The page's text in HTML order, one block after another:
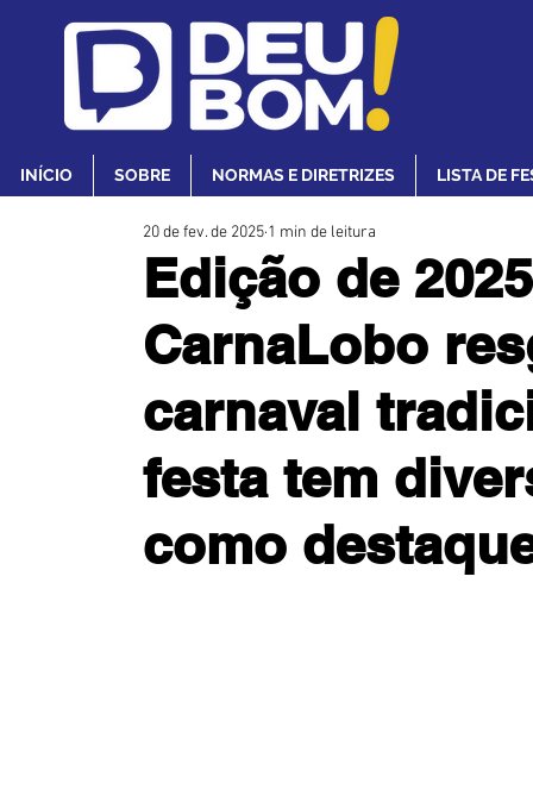
INÍCIO SOBRE NORMAS E DIRETRIZES LISTA DE
Edição de
CarnaLobo
carnaval
festa tem
como
20 de fev. de 2025 1 min de leitura